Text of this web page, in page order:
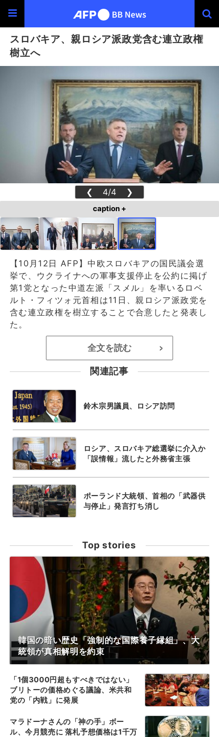
スロバキア、親ロシア派政党含む連立政権
樹立へ
❮ 4/4 ❯
caption +
【10月12日 AFP】中欧スロバキアの国民議会選
挙で、ウクライナへの軍事支援停止を公約に掲げ
第1党となった中道左派「スメル」を率いるロベ
ルト・フィツォ元首相は11日、親ロシア派政党を
含む連立政権を樹立することで合意したと発表し
た。
全文を読む >
関連記事
鈴木宗男議員、ロシア訪問
ロシア、スロバキア総選挙に介入か
「誤情報」流したと外務省主張
ポーランド大統領、首相の「武器供
与停止」発言打ち消し
Top stories
韓国の暗い歴史「強制的な国際養子縁組」、大
統領が真相解明を約束
「1個3000円超もすべきではない」
ブリトーの価格めぐる議論、米共和
党の「内戦」に発展
マラドーナさんの「神の手」ボー
ル、今月競売に 落札予想価格は1千万